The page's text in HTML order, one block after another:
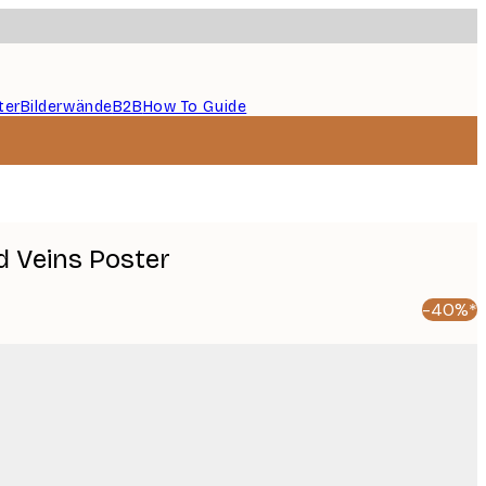
BilderwändeB2BHow To Guide
Veins Poster
-40%*